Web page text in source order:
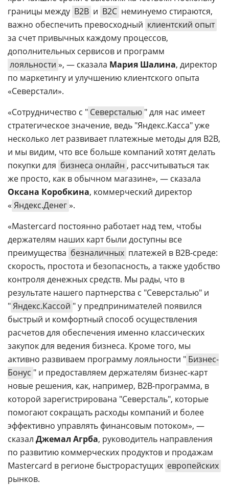
границы между B2B и B2C неминуемо стираются,
важно обеспечить превосходный клиентский опыт
за счет привычных каждому процессов,
дополнительных сервисов и программ
лояльности », — сказала Мария Шалина, директор
по маркетингу и улучшению клиентского опыта
«Северстали».
«Сотрудничество с " Северсталью " для нас имеет
стратегическое значение, ведь "Яндекс.Касса" уже
несколько лет развивает платежные методы для B2B,
и мы видим, что все больше компаний хотят делать
покупки для бизнеса онлайн , рассчитываться так
же просто, как в обычном магазине», — сказала
Оксана Коробкина, коммерческий директор
« Яндекс.Денег».
«Mastercard постоянно работает над тем, чтобы
держателям наших карт были доступны все
преимущества безналичных платежей в B2B-среде:
скорость, простота и безопасность, а также удобство
контроля денежных средств. Мы рады, что в
результате нашего партнерства с "Северсталью" и
"Яндекс.Кассой " у предпринимателей появился
быстрый и комфортный способ осуществления
расчетов для обеспечения именно классических
закупок для ведения бизнеса. Кроме того, мы
активно развиваем программу лояльности " Бизнес-
Бонус " и предоставляем держателям бизнес-карт
новые решения, как, например, B2B-программа, в
которой зарегистрирована "Северсталь", которые
помогают сокращать расходы компаний и более
эффективно управлять финансовым потоком», —
сказал Джемал Агрба, руководитель направления
по развитию коммерческих продуктов и продажам
Mastercard в регионе быстрорастущих европейских
рынков.